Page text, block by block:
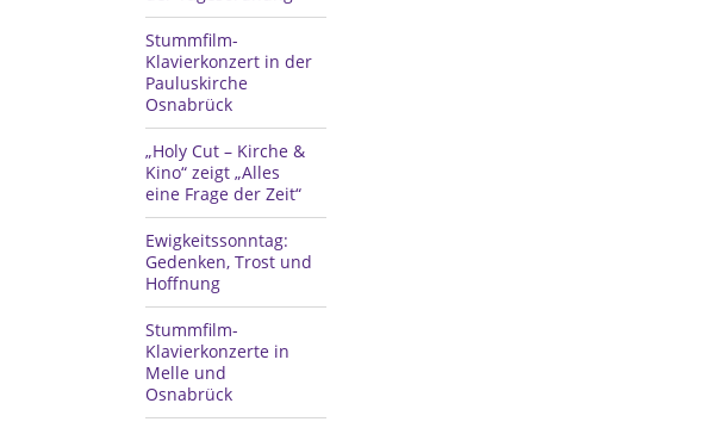
Stummfilm-
Klavierkonzert in der
Pauluskirche
Osnabrück
„Holy Cut – Kirche &
Kino“ zeigt „Alles
eine Frage der Zeit“
Ewigkeitssonntag:
Gedenken, Trost und
Hoffnung
Stummfilm-
Klavierkonzerte in
Melle und
Osnabrück